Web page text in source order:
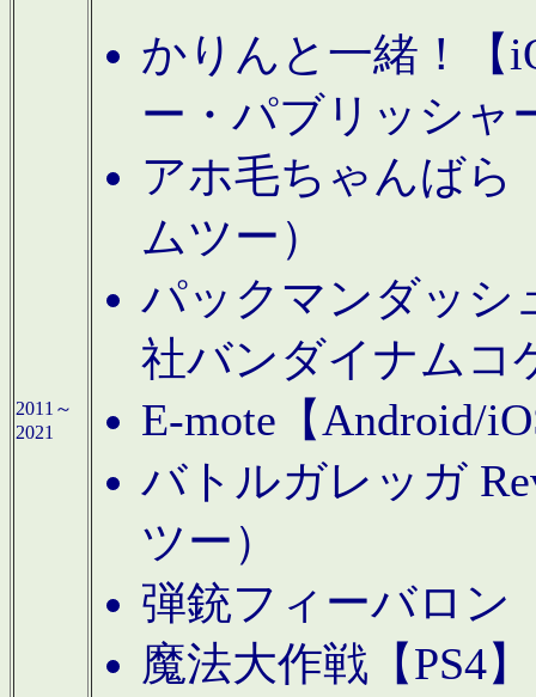
2011～
2021
かりんと一緒！【
ー・パブリッシャ
アホ毛ちゃんばら
ムツー）
パックマンダッシ
社バンダイナムコ
E-mote【Android/
バトルガレッガ
ツー）
弾銃フィーバロン
魔法大作戦【PS4